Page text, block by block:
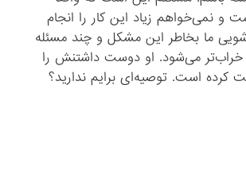
و نمی‌خواهم زیاد این کار را انجام
ما بخاطر این مشکل و چند مسئله
خراب‌تر می‌شود. او دوست داشتنش را
کرده است. توصیه‌ای برایم ندارید؟